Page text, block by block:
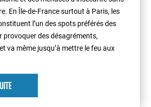
En Île-de-France surtout à Paris, les
l’un des spots préférés des
provoquer des désagréments,
va même jusqu’à mettre le feu aux